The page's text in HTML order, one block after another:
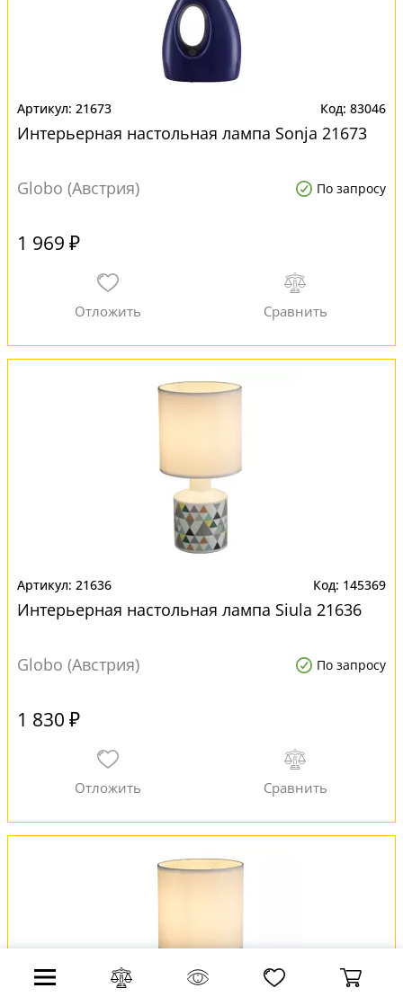
21673 83046
Интерьерная настольная лампа Sonja 21673
Globo (Австрия) По запросу
1 969 ₽
21636 145369
Интерьерная настольная лампа Siula 21636
Globo (Австрия) По запросу
1 830 ₽